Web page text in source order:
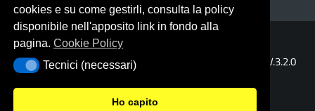
Portale realizzato con la piattaforma
Template Italia configurato sul tema accessibile
V.3.2.0
(Mizar)
cookies e su come gestirli, consulta la policy
disponibile nell'apposito link in fondo alla
pagina.Cookie Policy
Tecnici (necessari)
Tecnici (necessari)
Ho capito